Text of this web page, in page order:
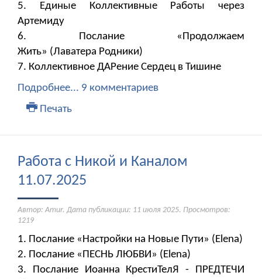
5. Единые Коллективные Работы через
Артемиду
6. Послание «Продолжаем
Жить» (Лаватера Родники)
7. Коллективное ДАРение Сердец в Тишине
Подробнее... 9 комментариев
Печать
Работа с Никой и Каналом
11.07.2025
Автор: Amur. Дата публикации: 11 июля 2025. Просмотров:
1219
1. Послание «Настройки на Новые Пути» (Elena)
2. Послание «ПЕСНЬ ЛЮБВИ» (Elena)
3. Послание Иоанна КрестиТелЯ - ПРЕДТЕЧИ